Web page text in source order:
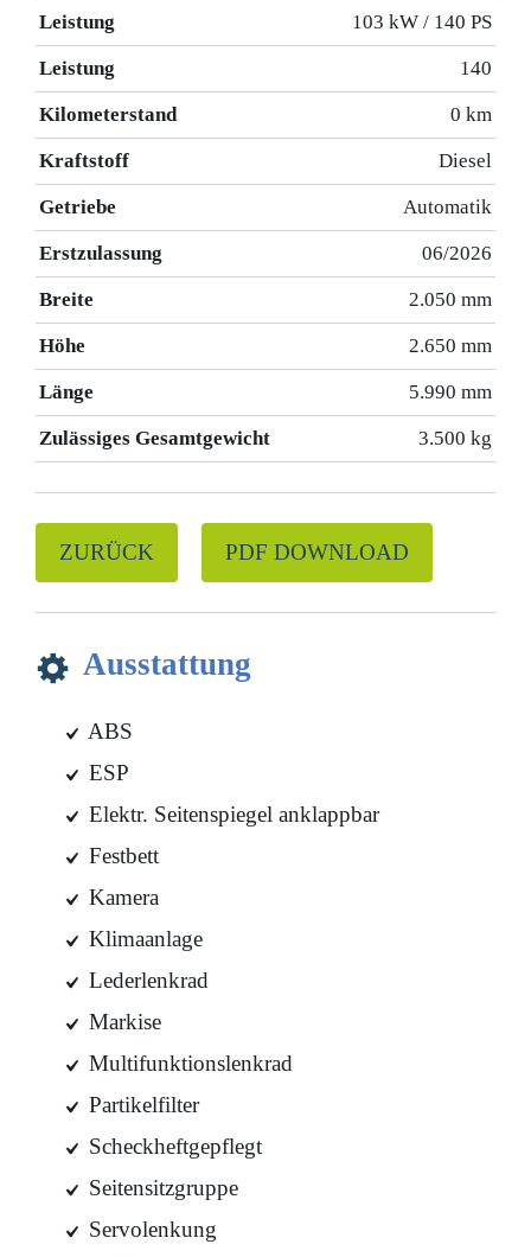
Leistung 103 kW / 140 PS
Leistung 140
Kilometerstand 0 km
Kraftstoff Diesel
Getriebe Automatik
Erstzulassung 06/2026
Breite 2.050 mm
Höhe 2.650 mm
Länge 5.990 mm
Zulässiges Gesamtgewicht 3.500 kg
ZURÜCK PDF DOWNLOAD
Ausstattung
ABS
ESP
Elektr. Seitenspiegel anklappbar
Festbett
Kamera
Klimaanlage
Lederlenkrad
Markise
Multifunktionslenkrad
Partikelfilter
Scheckheftgepflegt
Seitensitzgruppe
Servolenkung